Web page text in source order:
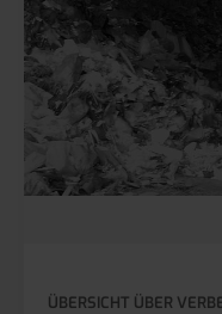
ÜBERSICHT ÜBER